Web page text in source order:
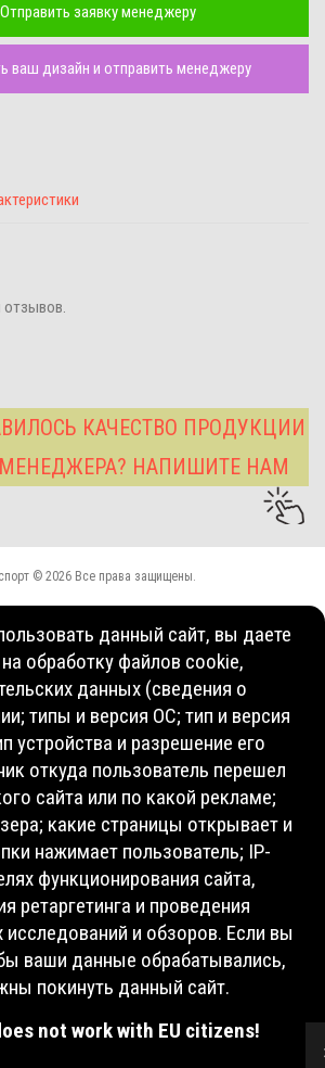
Отправить заявку менеджеру
ваш дизайн и отправить менеджеру
КАЧЕСТВО ПРОДУКЦИИ
НАПИШИТЕ НАМ
спорт © 2026 Все права защищены.
данный сайт, вы даете
обработку файлов cookie,
данных (сведения о
типы и версия ОС; тип и версия
устройства и разрешение его
откуда пользователь перешел
сайта или по какой рекламе;
какие страницы открывает и
нажимает пользователь; IP-
функционирования сайта,
ретаргетинга и проведения
исследований и обзоров. Если вы
ваши данные обрабатывались,
покинуть данный сайт.
not work with EU citizens!